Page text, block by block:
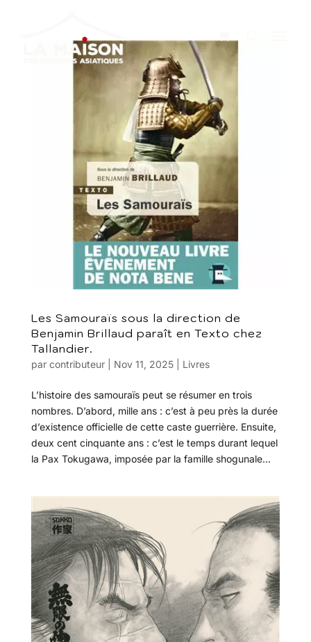
Les Samouraïs sous la direction de
Benjamin Brillaud paraît en Texto chez
Tallandier.
par contributeur| Nov 11, 2025| Livres
L’histoire des samouraïs peut se résumer en trois
nombres. D’abord, mille ans : c’est à peu près la durée
d’existence officielle de cette caste guerrière. Ensuite,
deux cent cinquante ans : c’est le temps durant lequel
la Pax Tokugawa, imposée par la famille shogunale...